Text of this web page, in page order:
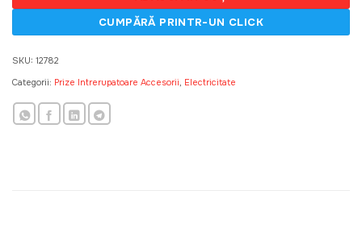
SKU: 12782
Categorii: Prize Intrerupatoare Accesorii, Electricitate